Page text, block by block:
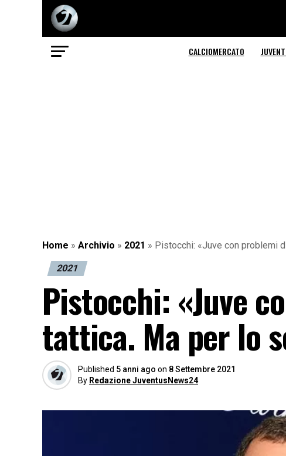
CALCIOMERCATO
Home » Archivio » 2021 » Pistocchi: «Juve con problemi
2021
Pistocchi: «Juve
tattica. Ma per lo
Published 5 anni ago on 8 Settembre 2021
By Redazione JuventusNews24